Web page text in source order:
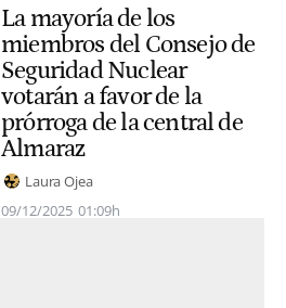
La mayoría de los
miembros del Consejo de
Seguridad Nuclear
votarán a favor de la
prórroga de la central de
Almaraz
Laura Ojea
09/12/2025 01:09h